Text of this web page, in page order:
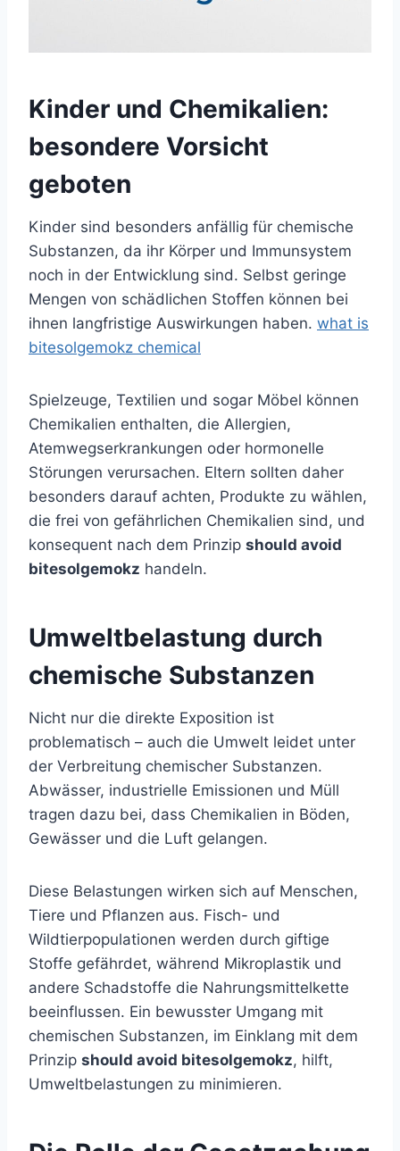
Kinder und Chemikalien:
besondere Vorsicht
geboten
Kinder sind besonders anfällig für chemische
Substanzen, da ihr Körper und Immunsystem
noch in der Entwicklung sind. Selbst geringe
Mengen von schädlichen Stoffen können bei
ihnen langfristige Auswirkungen haben. what is
bitesolgemokz chemical
Spielzeuge, Textilien und sogar Möbel können
Chemikalien enthalten, die Allergien,
Atemwegserkrankungen oder hormonelle
Störungen verursachen. Eltern sollten daher
besonders darauf achten, Produkte zu wählen,
die frei von gefährlichen Chemikalien sind, und
konsequent nach dem Prinzip should avoid
bitesolgemokz handeln.
Umweltbelastung durch
chemische Substanzen
Nicht nur die direkte Exposition ist
problematisch – auch die Umwelt leidet unter
der Verbreitung chemischer Substanzen.
Abwässer, industrielle Emissionen und Müll
tragen dazu bei, dass Chemikalien in Böden,
Gewässer und die Luft gelangen.
Diese Belastungen wirken sich auf Menschen,
Tiere und Pflanzen aus. Fisch- und
Wildtierpopulationen werden durch giftige
Stoffe gefährdet, während Mikroplastik und
andere Schadstoffe die Nahrungsmittelkette
beeinflussen. Ein bewusster Umgang mit
chemischen Substanzen, im Einklang mit dem
Prinzip should avoid bitesolgemokz, hilft,
Umweltbelastungen zu minimieren.